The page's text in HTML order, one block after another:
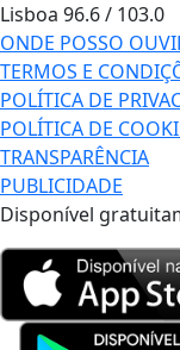
Lisboa 96.6 / 103.0
ONDE POSSO
TERMOS E
POLÍTICA DE
POLÍTICA DE
TRANSPARÊNCIA
PUBLICIDADE
Disponível